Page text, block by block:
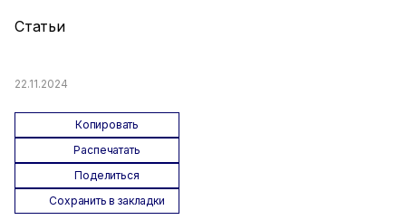
Статьи
22.11.2024
Копировать
Распечатать
Поделиться
Сохранить в закладки